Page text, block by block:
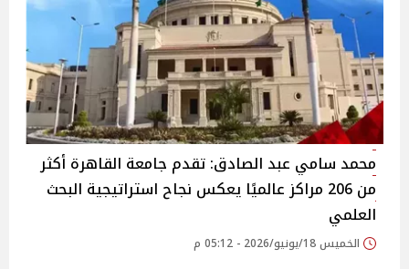
محمد سامي عبد الصادق: تقدم جامعة القاهرة أكثر
من 206 مراكز عالميًا يعكس نجاح استراتيجية البحث
العلمي
الخميس 18/يونيو/2026 - 05:12 م